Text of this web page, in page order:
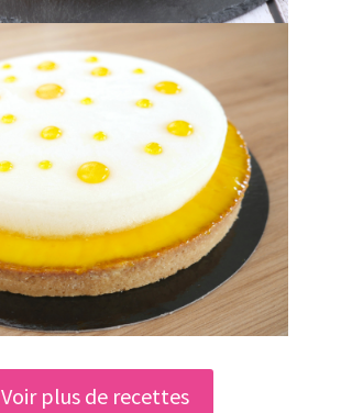
Voir plus de recettes